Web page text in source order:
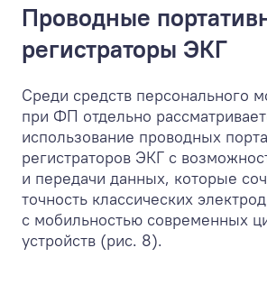
Проводные
регистраторы ЭКГ
Среди средств персонального
при ФП отдельно
использование проводных
регистраторов ЭКГ с
и передачи данных, которые
точность классических
с мобильностью современных
устройств (рис. 8).